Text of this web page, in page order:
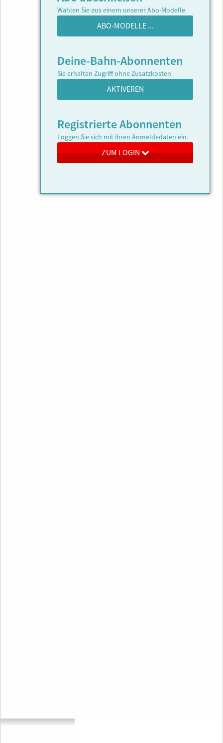
Wählen Sie aus einem unserer Abo-Modelle.
ABO-MODELLE ...
Deine-Bahn-Abonnenten
Sie erhalten Zugriff ohne Zusatzkosten
AKTIVEREN
Registrierte Abonnenten
Loggen Sie sich mit ihren Anmeldedaten ein.
ZUM LOGIN